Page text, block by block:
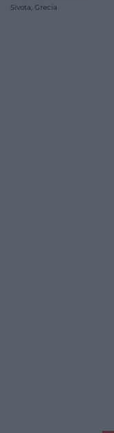
Sivota, Grecia